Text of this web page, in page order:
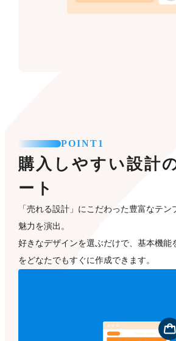
POINT1
購入しやすい設計
ート
「売れる設計」にこだわった豊富なテ
魅力を演出。
好きなデザインを選ぶだけで、基本機能
をどなたでもすぐに作成できます。